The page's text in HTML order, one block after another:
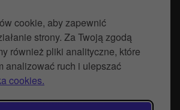
cookie, aby zapewnić
strony. Za Twoją zgodą
również pliki analityczne, które
analizować ruch i ulepszać
cookies.
Naprawimyfirme.pl